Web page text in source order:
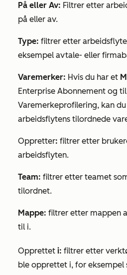
På eller Av: Filtrer etter
på eller av.
Type: filtrer etter
eksempel avtale- eller
Varemerker: Hvis du har et
Enterprise Abonnement og
Varemerkeprofilering, kan
arbeidsflytens tilordnede
Oppretter: filtrer etter
arbeidsflyten.
Team: filtrer etter teamet
tilordnet.
Mappe: filtrer etter mappen
til i.
Opprettet i: filtrer etter
ble opprettet i, for eksempel